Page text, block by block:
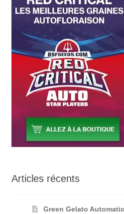
Articles récents
Green Gelato